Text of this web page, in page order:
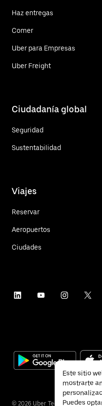
Haz entregas
Comer
Uber para Empresas
Uber Freight
Ciudadanía global
Seguridad
Sustentabilidad
Viajes
Reservar
Aeropuertos
Ciudades
© 2026 Uber Technologies Inc.
Este sitio
mostrarte
Puedes